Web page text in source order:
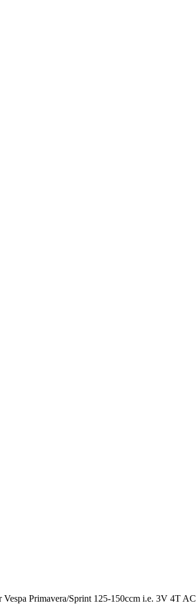
Primavera/Sprint 125-150ccm i.e. 3V 4T AC